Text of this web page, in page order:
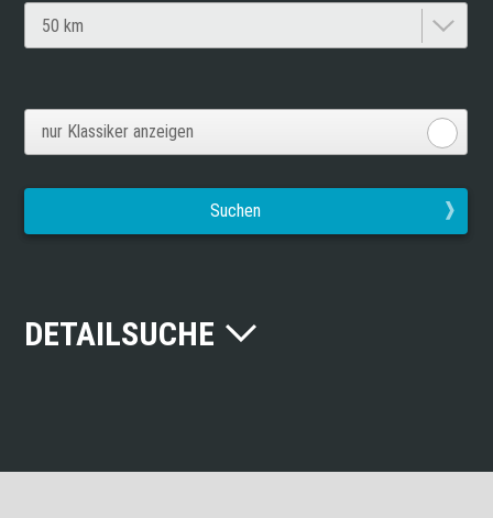
nur Klassiker anzeigen
Suchen
DETAILSUCHE